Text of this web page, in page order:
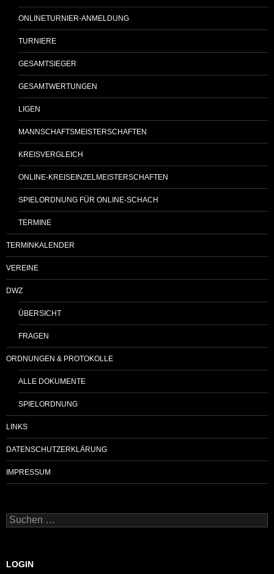
ONLINETURNIER-ANMELDUNG
TURNIERE
GESAMTSIEGER
GESAMTWERTUNGEN
LIGEN
MANNSCHAFTSMEISTERSCHAFTEN
KREISVERGLEICH
ONLINE-KREISEINZELMEISTERSCHAFTEN
SPIELORDNUNG FÜR ONLINE-SCHACH
TERMINE
TERMINKALENDER
VEREINE
DWZ
ÜBERSICHT
FRAGEN
ORDNUNGEN & PROTOKOLLE
ALLE DOKUMENTE
SPIELORDNUNG
LINKS
DATENSCHUTZERKLÄRUNG
IMPRESSUM
Suchen
nach:
LOGIN